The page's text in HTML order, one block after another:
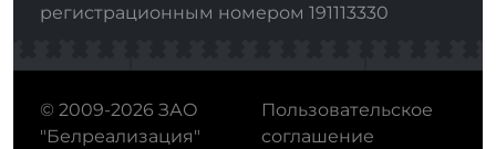
регистрационным номером 191113330
© 2009-2026 ЗАО
"Белреализация"
Пользовательское
соглашение